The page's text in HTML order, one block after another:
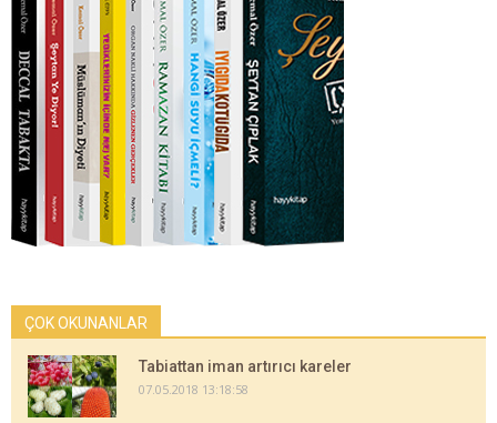
ÇOK OKUNANLAR
Tabiattan iman artırıcı kareler
07.05.2018 13:18:58